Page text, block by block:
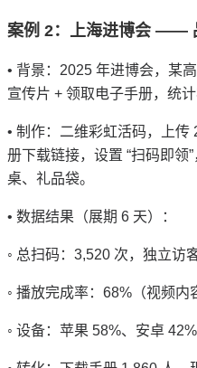
案例 2：上海进博会 ——
• 背景： 2025 年进博会，某
宣传片 + 领取电子手册，统计
• 制作：二维彩虹活码，上传
册下载链接，设置 “扫码即领”
桌、礼品袋。
• 数据结果（展期 6 天）：
◦ 总扫码： 3,520 次，独立访客
◦ 播放完成率： 68% （视频内
◦ 设备：苹果 58%、安卓 42%